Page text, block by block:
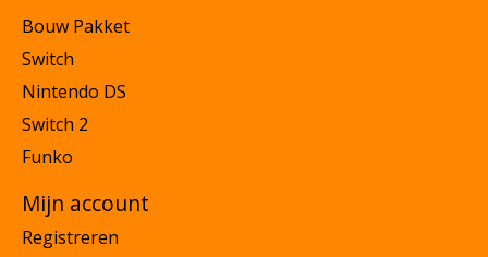
Bouw Pakket
Switch
Nintendo DS
Switch 2
Funko
Mijn account
Registreren